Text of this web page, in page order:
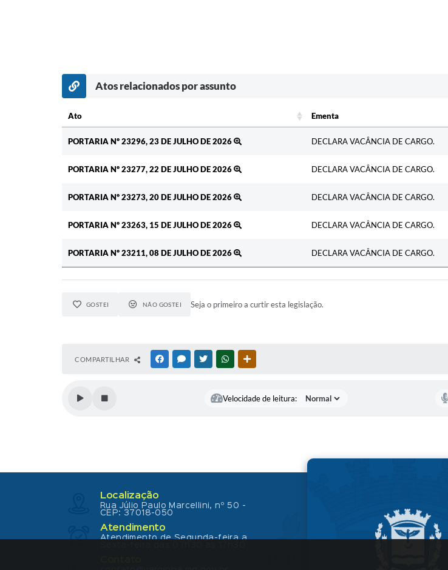
Atos relacionados por assunto
Ato Ementa
PORTARIA Nº 23296, 23 DE JULHO DE 2026
DECLARA VACÂNCIA DE CARGO.
PORTARIA Nº 23277, 22 DE JULHO DE 2026 DECLARA VACÂNCIA DE CARGO.
PORTARIA Nº 23273, 20 DE JULHO DE 2026 DECLARA VACÂNCIA DE CARGO.
PORTARIA Nº 23263, 15 DE JULHO DE 2026 DECLARA VACÂNCIA DE CARGO.
PORTARIA Nº 23211, 08 DE JULHO DE 2026 DECLARA VACÂNCIA DE CARGO.
GOSTEI NÃO GOSTEI Seja o primeiro a curtir esta legislação.
COMPARTILHAR FACEBOOKMESSENGER
TWITTERWHATSAPP
Velocidade de leitura:
Localização
Rua Júlio Paulo Marcellini, nº 50 -
CEP: 37018-050
Atendimento
Atendimento de Segunda-feira a